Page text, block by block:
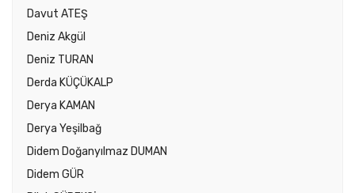
Davut ATEŞ
Deniz Akgül
Deniz TURAN
Derda KÜÇÜKALP
Derya KAMAN
Derya Yeşilbağ
Didem Doğanyılmaz DUMAN
Didem GÜR